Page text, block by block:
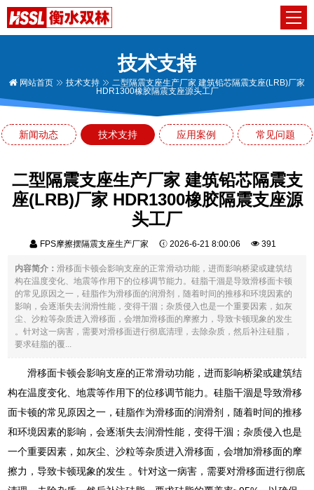
技术支持
网站首页 技术支持
二型隔震支座生产厂家 建筑铅芯隔震支座(LRB)厂家
HDR1300橡胶隔震支座源头工厂
新闻动态 技术支持 应用案例 常见问题
二型隔震支座生产厂家 建筑铅芯隔震支
座(LRB)厂家 HDR1300橡胶隔震支座源
头工厂
FPS摩擦摆隔震支座生产厂家 2026-6-21 8:00:06 391
内容简介：滑移面卡顿会影响支座的正常滑动功能，进而影响桥梁或建筑结
构在温度变化、地震等作用下的位移调节能力。硅脂干涸是导致滑移面卡顿
的常见原因之一，硅脂作为滑移面的润滑剂，随着时间的推移和环境因素的
影响，会逐渐失去润滑性能，变得干涸；杂质侵入也是一个重要因素，如灰
尘、沙粒等杂质进入滑移面，会增加滑移面的摩擦力，导致卡顿现象的发生
。针对这一病害，需要对滑移面进行彻底清理，去除杂质，然后补注硅脂，
要求硅脂的覆...
滑移面卡顿会影响支座的正常滑动功能，进而影响桥梁或建筑结
构在温度变化、地震等作用下的位移调节能力。硅脂干涸是导致滑移
面卡顿的常见原因之一，硅脂作为滑移面的润滑剂，随着时间的推移
和环境因素的影响，会逐渐失去润滑性能，变得干涸；杂质侵入也是
一个重要因素，如灰尘、沙粒等杂质进入滑移面，会增加滑移面的摩
擦力，导致卡顿现象的发生 。针对这一病害，需要对滑移面进行彻底